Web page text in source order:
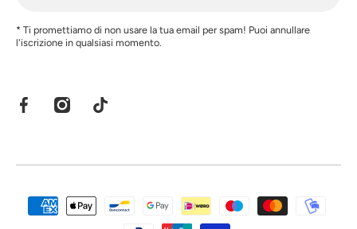
* Ti promettiamo di non usare la tua email per spam! Puoi annullare
l'iscrizione in qualsiasi momento.
facebookcom/share/1EXFnxcsZo/?mibextid=wwXIfr
instagramcom/ranpollo?
tiktokcom/@ranpolloshop?_r=1&_t=ZN-
Metodi di pagamento